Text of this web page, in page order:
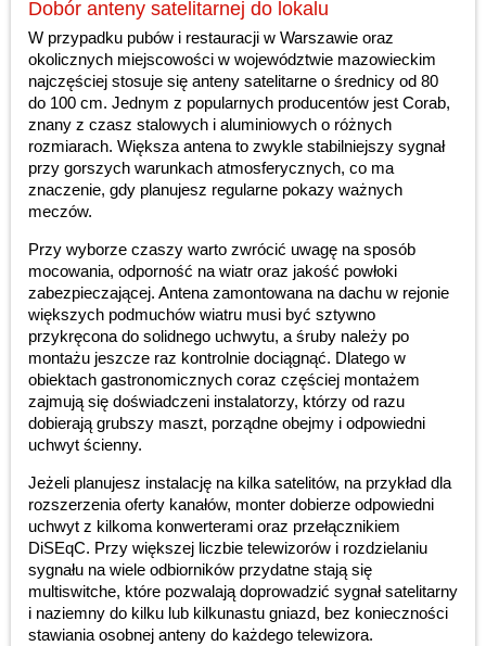
Dobór anteny satelitarnej do lokalu
W przypadku pubów i restauracji w Warszawie oraz
okolicznych miejscowości w województwie mazowieckim
najczęściej stosuje się anteny satelitarne o średnicy od 80
do 100 cm. Jednym z popularnych producentów jest Corab,
znany z czasz stalowych i aluminiowych o różnych
rozmiarach. Większa antena to zwykle stabilniejszy sygnał
przy gorszych warunkach atmosferycznych, co ma
znaczenie, gdy planujesz regularne pokazy ważnych
meczów.
Przy wyborze czaszy warto zwrócić uwagę na sposób
mocowania, odporność na wiatr oraz jakość powłoki
zabezpieczającej. Antena zamontowana na dachu w rejonie
większych podmuchów wiatru musi być sztywno
przykręcona do solidnego uchwytu, a śruby należy po
montażu jeszcze raz kontrolnie dociągnąć. Dlatego w
obiektach gastronomicznych coraz częściej montażem
zajmują się doświadczeni instalatorzy, którzy od razu
dobierają grubszy maszt, porządne obejmy i odpowiedni
uchwyt ścienny.
Jeżeli planujesz instalację na kilka satelitów, na przykład dla
rozszerzenia oferty kanałów, monter dobierze odpowiedni
uchwyt z kilkoma konwerterami oraz przełącznikiem
DiSEqC. Przy większej liczbie telewizorów i rozdzielaniu
sygnału na wiele odbiorników przydatne stają się
multiswitche, które pozwalają doprowadzić sygnał satelitarny
i naziemny do kilku lub kilkunastu gniazd, bez konieczności
stawiania osobnej anteny do każdego telewizora.